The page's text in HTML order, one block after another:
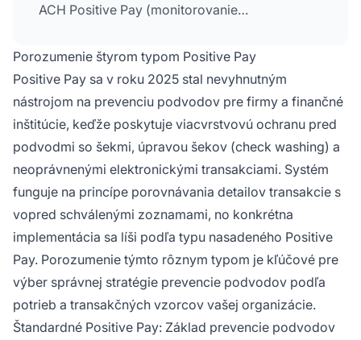
ACH Positive Pay (monitorovanie
úroveň ochrany pred podvodmi, prispôsobenú
konkrétnym potrebám firmy a typom
transakcií.
Porozumenie štyrom typom Positive Pay
Positive Pay sa v roku 2025 stal nevyhnutným
nástrojom na prevenciu podvodov pre firmy a finančné
inštitúcie, keďže poskytuje viacvrstvovú ochranu pred
podvodmi so šekmi, úpravou šekov (check washing) a
neoprávnenými elektronickými transakciami. Systém
funguje na princípe porovnávania detailov transakcie s
vopred schválenými zoznamami, no konkrétna
implementácia sa líši podľa typu nasadeného Positive
Pay. Porozumenie týmto rôznym typom je kľúčové pre
výber správnej stratégie prevencie podvodov podľa
potrieb a transakčných vzorcov vašej organizácie.
Štandardné Positive Pay: Základ prevencie podvodov